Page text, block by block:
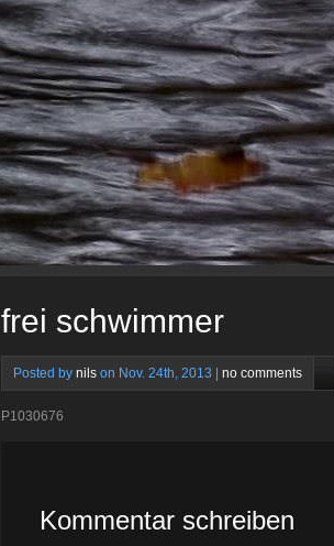
frei schwimmer
Posted by nils on Nov. 24th, 2013 | no comments
P1030676
Kommentar schreiben